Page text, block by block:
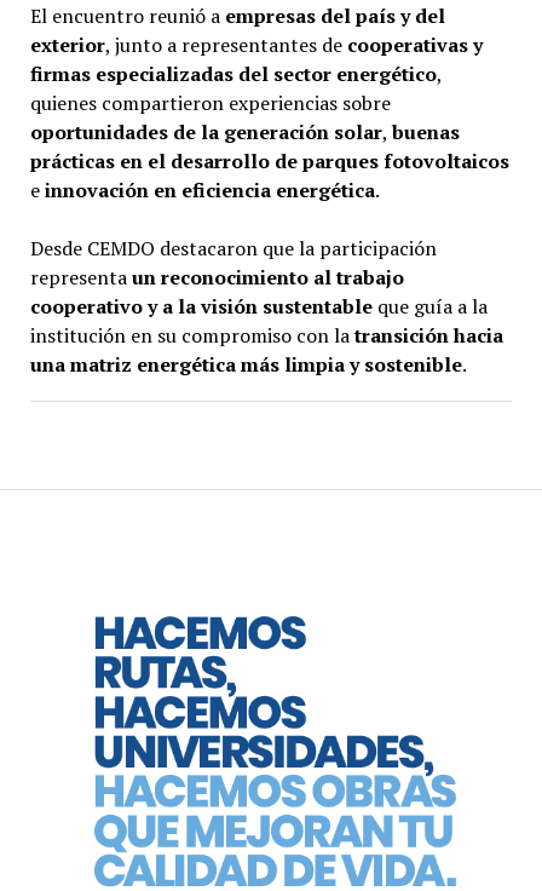
El encuentro reunió a empresas del país y del
exterior, junto a representantes de cooperativas y
firmas especializadas del sector energético,
quienes compartieron experiencias sobre
oportunidades de la generación solar,buenas
prácticas en el desarrollo de parques fotovoltaicos
einnovación en eficiencia energética.
Desde CEMDO destacaron que la participación
representaun reconocimiento al trabajo
cooperativo y a la visión sustentableque guía a la
institución en su compromiso con latransición hacia
una matriz energética más limpia y sostenible.